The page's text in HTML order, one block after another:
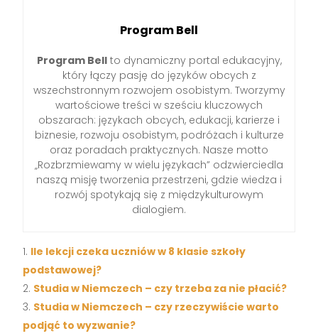
Program Bell
Program Bellto dynamiczny portal edukacyjny,
który łączy pasję do języków obcych z
wszechstronnym rozwojem osobistym. Tworzymy
wartościowe treści w sześciu kluczowych
obszarach: językach obcych, edukacji, karierze i
biznesie, rozwoju osobistym, podróżach i kulturze
oraz poradach praktycznych. Nasze motto
„Rozbrzmiewamy w wielu językach” odzwierciedla
naszą misję tworzenia przestrzeni, gdzie wiedza i
rozwój spotykają się z międzykulturowym
dialogiem.
Ile lekcji czeka uczniów w 8 klasie szkoły
podstawowej?
Studia w Niemczech – czy trzeba za nie płacić?
Studia w Niemczech – czy rzeczywiście warto
podjąć to wyzwanie?